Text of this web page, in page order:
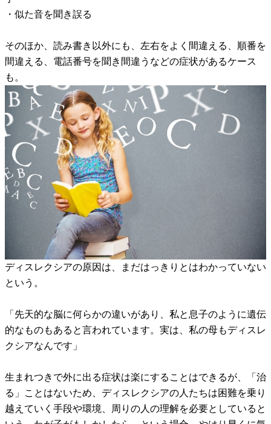
・似た音を聞き誤る
そのほか、読み書き以外にも、左右をよく間違える、順番を
間違える、電話番号を聞き間違うなどの症状があるケース
も。
ディスレクシアの原因は、まだはっきりとはわかっていない
という。
「先天的な脳に何らかの違いがあり、私と息子のように遺伝
的なものもあると言われています。実は、私の母もディスレ
クシアなんです」
生まれつきで外に出る症状は楽にすることはできるが、「治
る」ことはないため、ディスレクシアの人たちは困難を乗り
越えていく手段や環境、周りの人の理解を必要としていると